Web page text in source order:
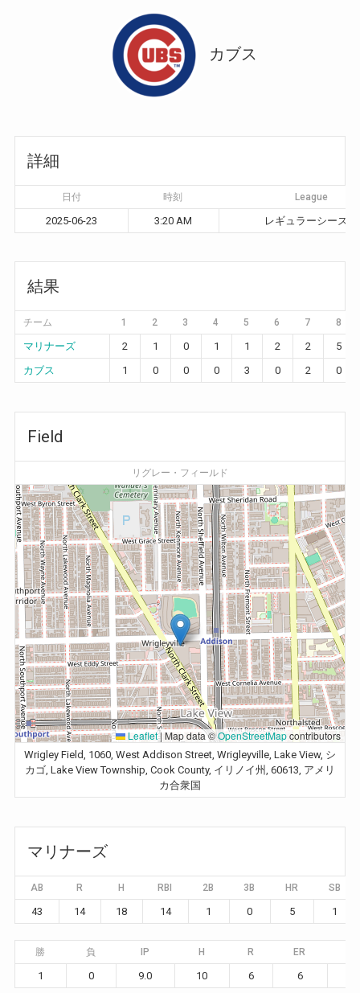
カブス
詳細
日付 時刻 League
2025-06-23 3:20 AM レギュラーシーズン
結果
チーム 1 2 3 4 5 6 7 8
マリナーズ 2 1 0 1 1 2 2
5
カブス
1 0 0 0 3 0 2 0
Field
リグレー・フィールド
Leaflet| Map data ©OpenStreetMapcontributors
Wrigley Field, 1060, West Addison Street, Wrigleyville, Lake View, シ
カゴ, Lake View Township, Cook County, イリノイ州, 60613, アメリ
カ合衆国
マリナーズ
AB R H RBI 2B 3B HR SB
43 14 18 14 1 0 5 1
勝 負 IP H R ER
1 0 9.0 10 6 6